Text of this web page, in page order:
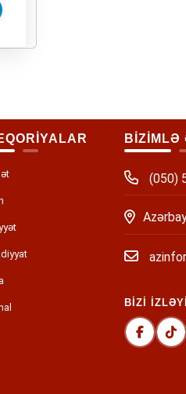
BİZİMLƏ
(050)
BİZİ